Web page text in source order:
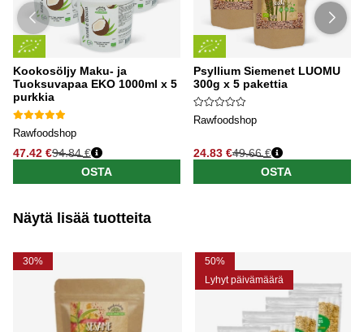
Kookosöljy Maku- ja
Tuoksuvapaa EKO 1000ml x 5
purkkia
Rawfoodshop
47.42 €94.84 €
OSTA
Psyllium Siemenet LUOMU
300g x 5 pakettia
Rawfoodshop
24.83 €49.66 €
OSTA
Näytä lisää tuotteita
30%
50%
Lyhyt päivämäärä